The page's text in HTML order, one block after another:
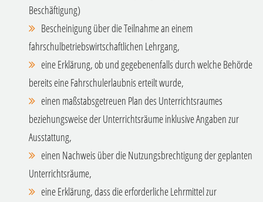
Beschäftigung)
Bescheinigung über die Teilnahme an einem
fahrschulbetriebswirtschaftlichen Lehrgang,
eine Erklärung, ob und gegebenenfalls durch welche Behörde
bereits eine Fahrschulerlaubnis erteilt wurde,
einen maßstabsgetreuen Plan des Unterrichtsraumes
beziehungsweise der Unterrichtsräume inklusive Angaben zur
Ausstattung,
einen Nachweis über die Nutzungsbrechtigung der geplanten
Unterrichtsräume,
eine Erklärung, dass die erforderliche Lehrmittel zur